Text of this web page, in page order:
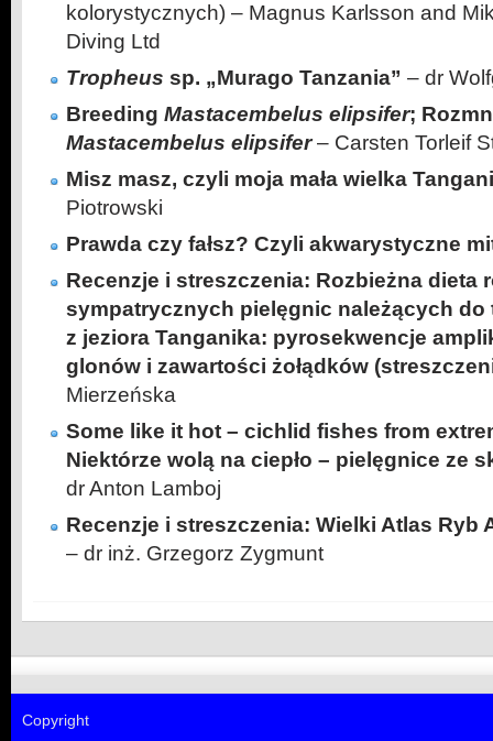
kolorystycznych) – Magnus Karlsson and
Diving Ltd
Tropheus sp. „Murago Tanzania” – dr
Breeding Mastacembelus elipsifer;
Mastacembelus elipsifer– Carsten Torleif
Misz masz, czyli moja mała wielka
Piotrowski
Prawda czy fałsz? Czyli akwarystyczne
Recenzje i streszczenia: Rozbieżna dieta
sympatrycznych pielęgnic należących
z jeziora Tanganika: pyrosekwencje
glonów i zawartości żołądków
Mierzeńska
Some like it hot – cichlid fishes from
Niektórze wolą na ciepło – pielęgnice ze
dr Anton Lamboj
Recenzje i streszczenia: Wielki Atlas Ryb
– dr inż. Grzegorz Zygmunt
Copyright